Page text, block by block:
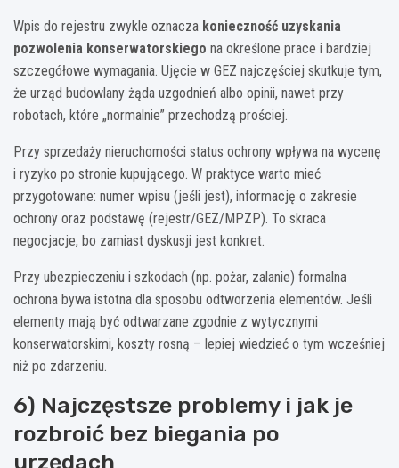
Wpis do rejestru zwykle oznacza konieczność uzyskania
pozwolenia konserwatorskiego na określone prace i bardziej
szczegółowe wymagania. Ujęcie w GEZ najczęściej skutkuje tym,
że urząd budowlany żąda uzgodnień albo opinii, nawet przy
robotach, które „normalnie” przechodzą prościej.
Przy sprzedaży nieruchomości status ochrony wpływa na wycenę
i ryzyko po stronie kupującego. W praktyce warto mieć
przygotowane: numer wpisu (jeśli jest), informację o zakresie
ochrony oraz podstawę (rejestr/GEZ/MPZP). To skraca
negocjacje, bo zamiast dyskusji jest konkret.
Przy ubezpieczeniu i szkodach (np. pożar, zalanie) formalna
ochrona bywa istotna dla sposobu odtworzenia elementów. Jeśli
elementy mają być odtwarzane zgodnie z wytycznymi
konserwatorskimi, koszty rosną – lepiej wiedzieć o tym wcześniej
niż po zdarzeniu.
6) Najczęstsze problemy i jak je
rozbroić bez biegania po
urzędach